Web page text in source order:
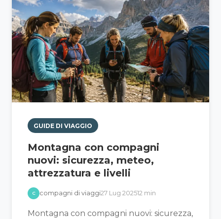
GUIDE DI VIAGGIO
Montagna con compagni
nuovi: sicurezza, meteo,
attrezzatura e livelli
C compagni di viaggi27 Lug 202512 min
Montagna con compagni nuovi: sicurezza,